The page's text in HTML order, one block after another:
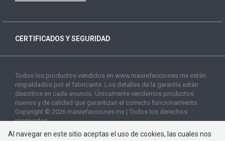
CERTIFICADOS Y SEGURIDAD
Todos los productos vendidos en www.masrefacciones.mx están
respaldados por el fabricante. Los detalles de la garantía están
descritos en cada anuncio. Únicamente vendemos productos
nuevos y de calidad que garantizan el correcto funcionamiento.
Copyright © 2026 másrefacciones.mx | Todos los derechos
reservados
Al navegar en este sitio aceptas el uso de cookies, las cuales nos